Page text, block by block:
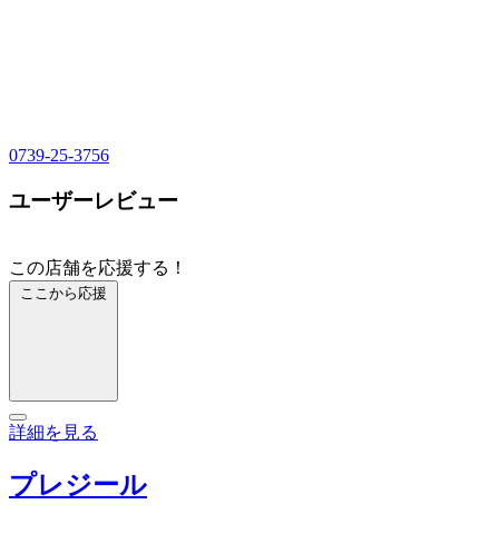
0739-25-3756
ユーザーレビュー
この店舗を応援する！
ここから応援
詳細を見る
プレジール